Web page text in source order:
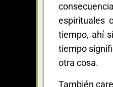
espirituales
tiempo, ahí
tiempo
otra cosa.
También